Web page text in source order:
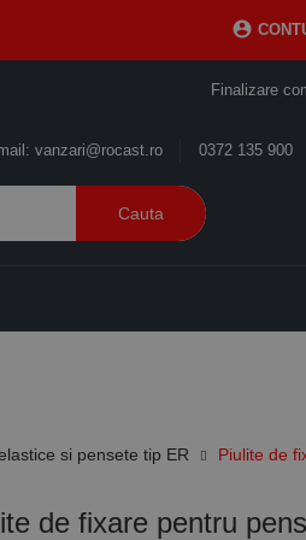

Finalizare
0372 135 900
vanzari@rocast.ro
Cauta
si pensete tip ER Piulite de
de fixare pentru